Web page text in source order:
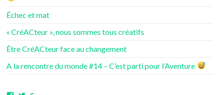
Échec et mat
« CréACteur », nous sommes tous créatifs
Être CréACteur face au changement
A la rencontre du monde #14 – C’est parti pour l’Aventure